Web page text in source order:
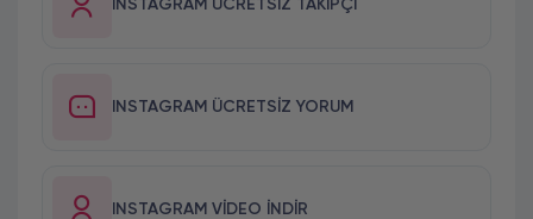
INSTAGRAM ÜCRETSIZ TAKIPÇI
INSTAGRAM ÜCRETSIZ YORUM
INSTAGRAM VIDEO İNDIR